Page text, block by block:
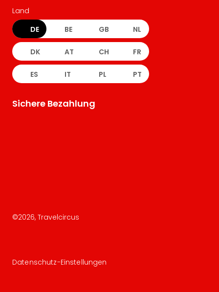
Land
DE BE GB NL
DK AT CH FR
ES IT PL PT
Sichere Bezahlung
©2026, Travelcircus
Datenschutz-Einstellungen